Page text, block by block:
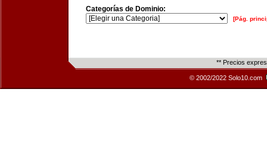
Categorías de Dominio:
[Pág.
** Precios
© 2002/2022 Solo10.com